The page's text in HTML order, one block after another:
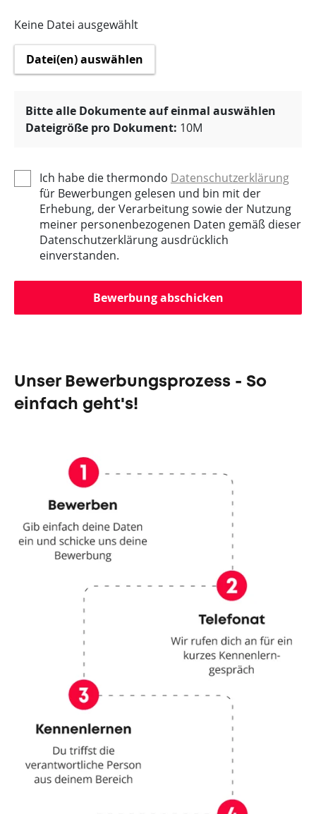
Keine Datei ausgewählt
Datei(en) auswählen
Bitte alle Dokumente auf einmal auswählen
Dateigröße pro Dokument: 10M
Ich habe die thermondo Datenschutzerklärung
für Bewerbungen gelesen und bin mit der
Erhebung, der Verarbeitung sowie der Nutzung
meiner personenbezogenen Daten gemäß dieser
Datenschutzerklärung ausdrücklich
einverstanden.
Bewerbung abschicken
Unser Bewerbungsprozess - So
einfach geht's!